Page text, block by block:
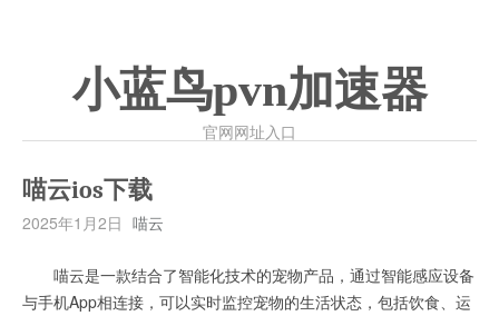
小蓝鸟pvn加速器
官网网址入口
喵云ios下载
2025年1月2日 喵云
喵云是一款结合了智能化技术的宠物产品，通过智能感应设备
与手机App相连接，可以实时监控宠物的生活状态，包括饮食、运